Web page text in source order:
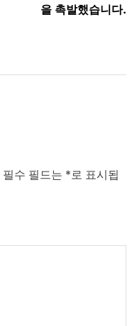
을 촉발했습니다.
필수 필드는 * 로 표시됩